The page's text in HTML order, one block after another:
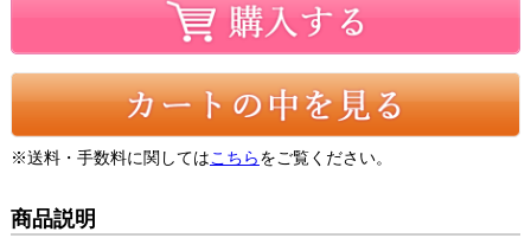
※送料・手数料に関してはこちらをご覧ください。
商品説明